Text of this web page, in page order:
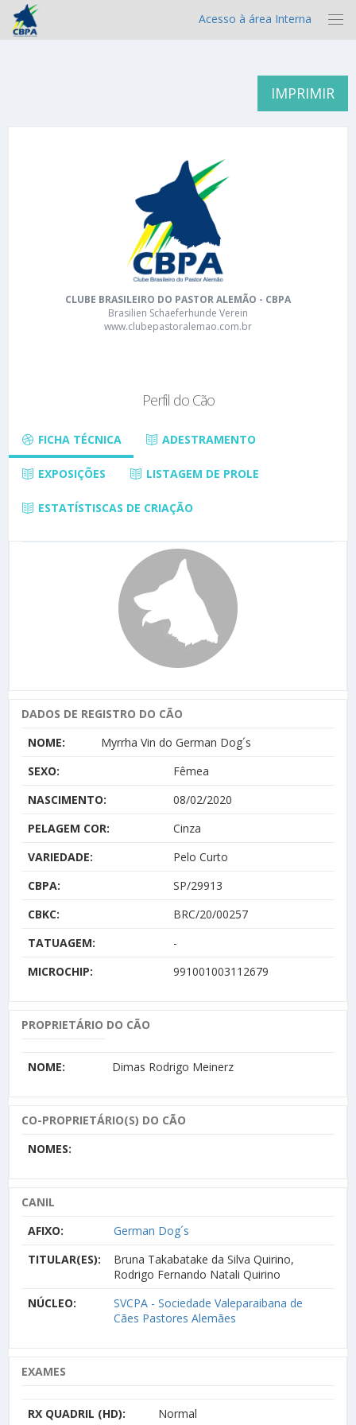
Acesso à área Interna
IMPRIMIR
CLUBE BRASILEIRO DO PASTOR ALEMÃO - CBPA
Brasilien Schaeferhunde Verein
www.clubepastoralemao.com.br
Perfil do Cão
FICHA TÉCNICA ADESTRAMENTO
EXPOSIÇÕES LISTAGEM DE PROLE
ESTATÍSTISCAS DE CRIAÇÃO
DADOS DE REGISTRO DO CÃO
NOME:
Myrrha Vin do German Dog´s
SEXO:
Fêmea
NASCIMENTO:
08/02/2020
PELAGEM COR:
Cinza
VARIEDADE:
Pelo Curto
CBPA:
SP/29913
CBKC:
BRC/20/00257
TATUAGEM:
-
MICROCHIP:
991001003112679
PROPRIETÁRIO DO CÃO
NOME: Dimas Rodrigo Meinerz
CO-PROPRIETÁRIO(S) DO CÃO
NOMES:
CANIL
AFIXO:
German Dog´s
TITULAR(ES):
Bruna Takabatake da Silva Quirino,
Rodrigo Fernando Natali Quirino
NÚCLEO:
SVCPA - Sociedade Valeparaibana de
Cães Pastores Alemães
EXAMES
RX QUADRIL (HD): Normal